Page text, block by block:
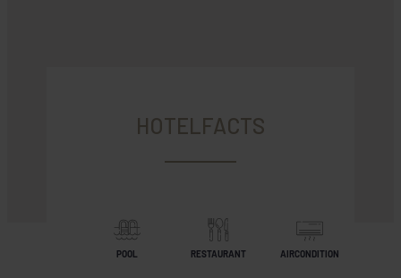
HOTELFACTS
POOL RESTAURANT AIRCONDITION